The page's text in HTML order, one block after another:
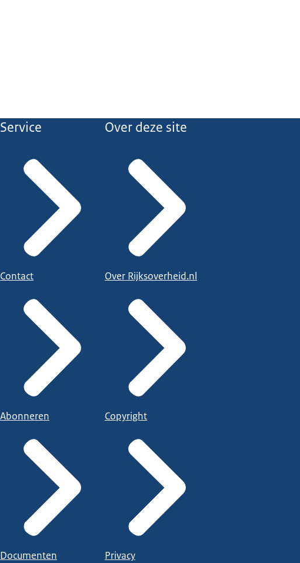
Service
Contact
Abonneren
Documenten
Over deze site
Over Rijksoverheid.nl
Copyright
Privacy